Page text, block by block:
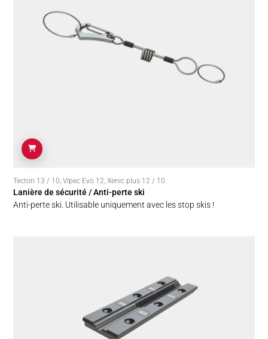
Tecton 13 / 10,Vipec Evo 12,Xenic plus 12 / 10
Lanière de sécurité / Anti-perte ski
Anti-perte ski. Utilisable uniquement avec les stop skis !